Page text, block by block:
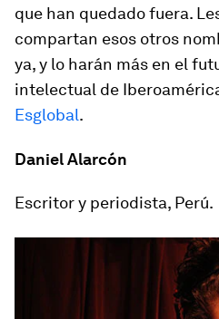
que han quedado fuera.
compartan esos otros
ya, y lo harán más en el
intelectual de
Esglobal.
Daniel Alarcón
Escritor y periodista, Perú.